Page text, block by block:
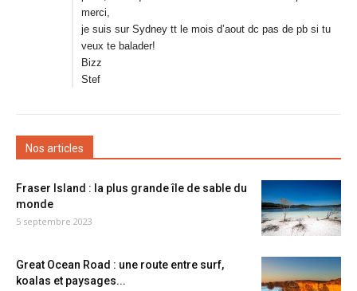
merci,
je suis sur Sydney tt le mois d’aout dc pas de pb si tu
veux te balader!
Bizz
Stef
Nos articles
Fraser Island : la plus grande île de sable du
monde
5 septembre 2023
Great Ocean Road : une route entre surf,
koalas et paysages...